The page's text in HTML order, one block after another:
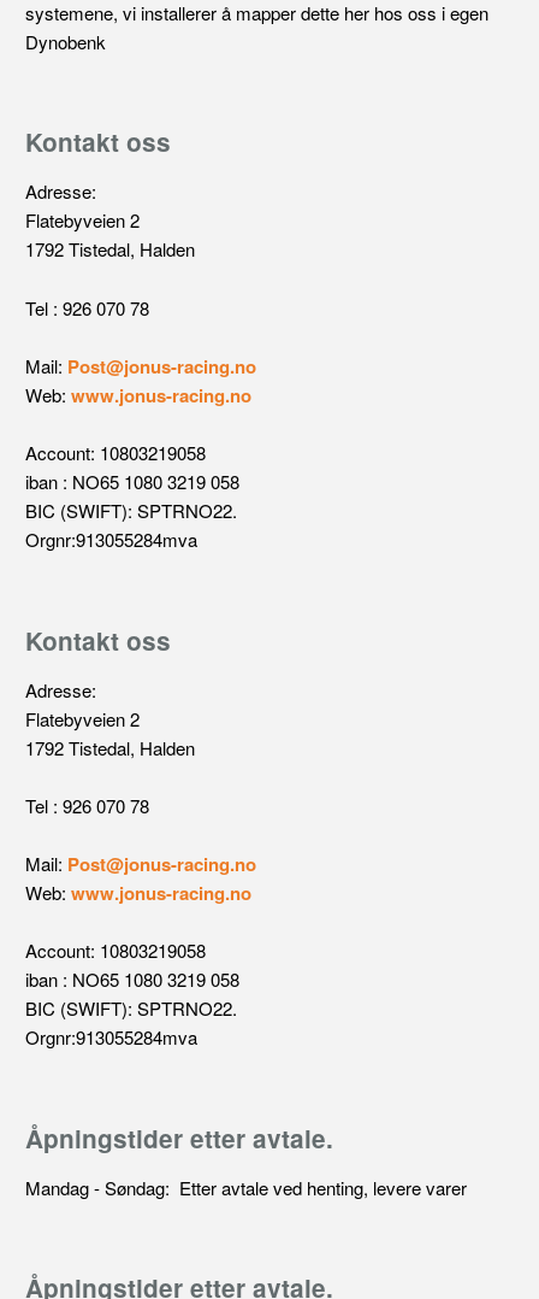
systemene, vi installerer å mapper dette her hos oss i egen
Dynobenk
Kontakt oss
Adresse:
Flatebyveien 2
1792 Tistedal, Halden
Tel : 926 070 78
Mail: Post@jonus-racing.no
Web: www.jonus-racing.no
Account: 10803219058
iban : NO65 1080 3219 058
BIC (SWIFT): SPTRNO22.
Orgnr:913055284mva
Kontakt oss
Adresse:
Flatebyveien 2
1792 Tistedal, Halden
Tel : 926 070 78
Mail: Post@jonus-racing.no
Web: www.jonus-racing.no
Account: 10803219058
iban : NO65 1080 3219 058
BIC (SWIFT): SPTRNO22.
Orgnr:913055284mva
Åpningstider etter avtale.
Mandag - Søndag: Etter avtale ved henting, levere varer
Åpningstider etter avtale.